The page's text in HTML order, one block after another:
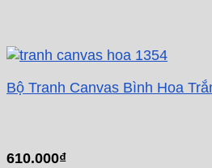
Bộ Tranh Canvas Bình Hoa
610.000₫